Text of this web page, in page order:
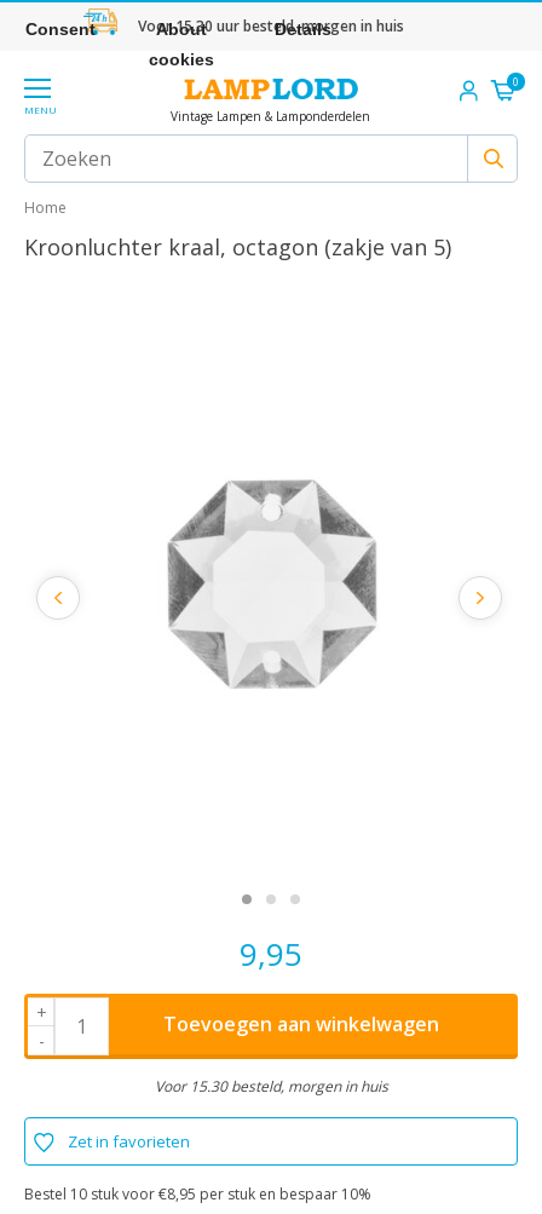
Voor 15.30 uur besteld, morgen in huis
MENU Vintage Lampen & Lamponderdelen
0
Home
Kroonluchter kraal, octagon (zakje van 5)
9,95
+
-
Toevoegen aan winkelwagen
Voor 15.30 besteld, morgen in huis
Zet in favorieten
Bestel 10 stuk voor €8,95 per stuk en bespaar 10%
Consent
About
cookies
Details